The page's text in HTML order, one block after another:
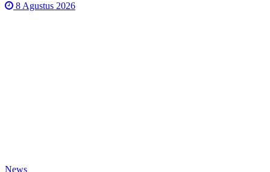
8 Agustus 2026
News